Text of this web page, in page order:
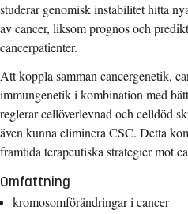
studerar genomisk instabilitet hitta
av cancer, liksom prognos och
cancerpatienter.
Att koppla samman cancergenetik,
immungenetik i kombination med
reglerar cellöverlevnad och celldöd
även kunna eliminera CSC. Detta
framtida terapeutiska strategier mot
Omfattning
kromosomförändringar i cancer